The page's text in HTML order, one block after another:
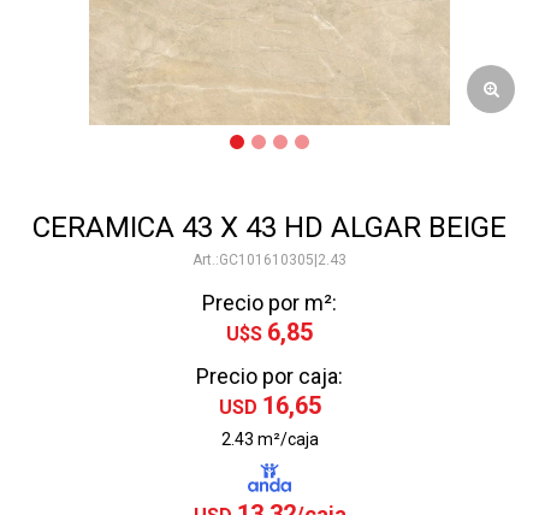
CERAMICA 43 X 43 HD ALGAR BEIGE
GC101610305|2.43
Precio por m²:
U$S 6,85
Precio por caja:
USD 16,65
2.43 m²/caja